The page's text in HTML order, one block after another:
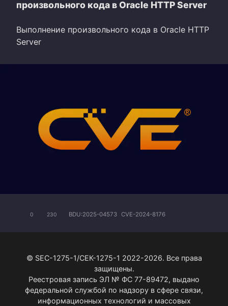
произвольного кода в Oracle HTTP Server
Выполнение произвольного кода в Oracle HTTP
Server
0 230 BDU:2025-04573 CVE-2024-8176
© SEC-1275-1/СЕК-1275-1 2022-2026. Все права
защищены.
Реестровая запись ЭЛ № ФС 77-89472, выдано
федеральной службой по надзору в сфере связи,
информационных технологий и массовых